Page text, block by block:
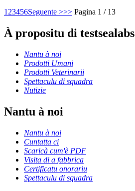
1 23456Seguente >>> Pagina 1 / 13
À propositu di testsealabs
Nantu à noi
Prodotti Umani
Prodotti Veterinarii
Spettaculu di squadra
Nutizie
Nantu à noi
Nantu à noi
Cuntatta ci
Scaricà cum'è PDF
Visita di a fabbrica
Certificatu onorariu
Spettaculu di squadra